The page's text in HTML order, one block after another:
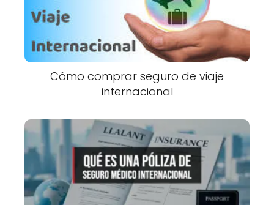
Cómo comprar seguro de viaje
internacional